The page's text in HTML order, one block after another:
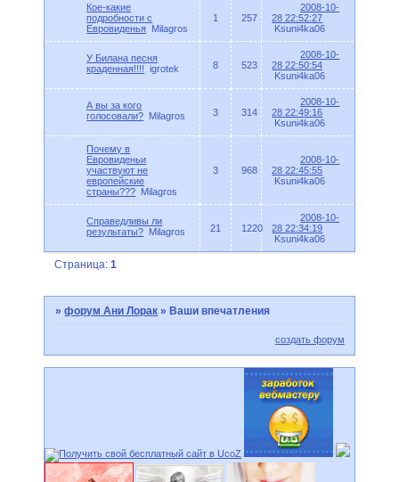
Кое-какие
подробности с
Евровиденья Milagros
1 257
2008-10-
28 22:52:27
Ksuni4ka06
У Билана песня
краденная!!!!
igrotek 8 523
2008-10-
28 22:50:54
Ksuni4ka06
А вы за кого
голосовали? Milagros 3 314
2008-10-
28 22:49:16
Ksuni4ka06
Почему в
Евровиденьи
участвуют не
европейские
страны??? Milagros
3 968
2008-10-
28 22:45:55
Ksuni4ka06
Справедливы ли
результаты? Milagros 21 1220
2008-10-
28 22:34:19
Ksuni4ka06
Страница:1
»форум Ани Лорак » Ваши впечатления
создать форум